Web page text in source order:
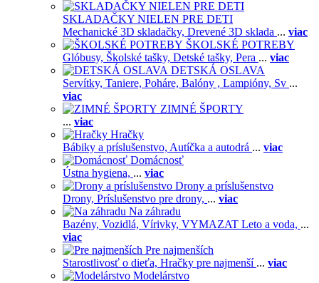
SKLADAČKY NIELEN PRE DETI
Mechanické 3D skladačky, Drevené 3D sklada ... viac
ŠKOLSKÉ POTREBY
Glóbusy, Školské tašky, Detské tašky, Pera ... viac
DETSKÁ OSLAVA
Servítky, Taniere, Poháre, Balóny , Lampióny, Sv ...
viac
ZIMNÉ ŠPORTY
... viac
Hračky
Bábiky a príslušenstvo, Autíčka a autodrá ... viac
Domácnosť
Ústna hygiena, ... viac
Drony a príslušenstvo
Drony, Príslušenstvo pre drony, ... viac
Na záhradu
Bazény, Vozidlá, Vírivky, VYMAZAT Leto a voda, ...
viac
Pre najmenších
Starostlivosť o dieťa, Hračky pre najmenší ... viac
Modelárstvo